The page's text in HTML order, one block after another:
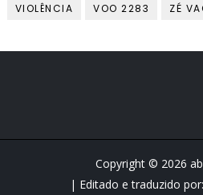
VIOLÊNCIA
VOO 2283 ZÉ
Copyright © 2026
| Editado e traduzido